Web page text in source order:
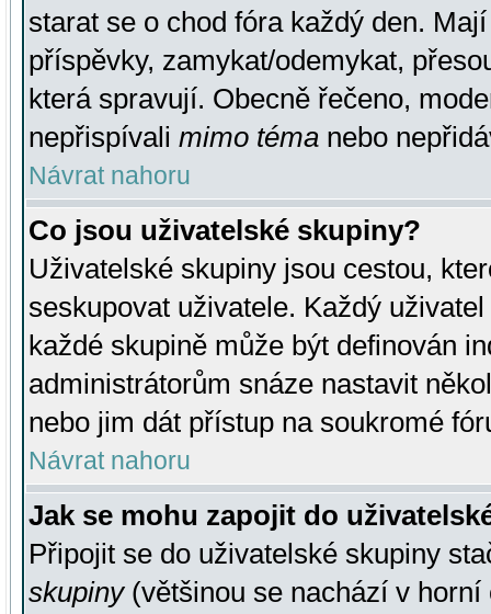
starat se o chod fóra každý den.
příspěvky, zamykat/odemykat,
která spravují. Obecně řečeno,
nepřispívali mimo téma nebo
Návrat nahoru
Co jsou uživatelské skupiny?
Uživatelské skupiny jsou cestou,
seskupovat uživatele. Každý
každé skupině může být definován
administrátorům snáze nastavit
nebo jim dát přístup na soukromé
Návrat nahoru
Jak se mohu zapojit do
Připojit se do uživatelské skupiny
skupiny(většinou se nachází v horní